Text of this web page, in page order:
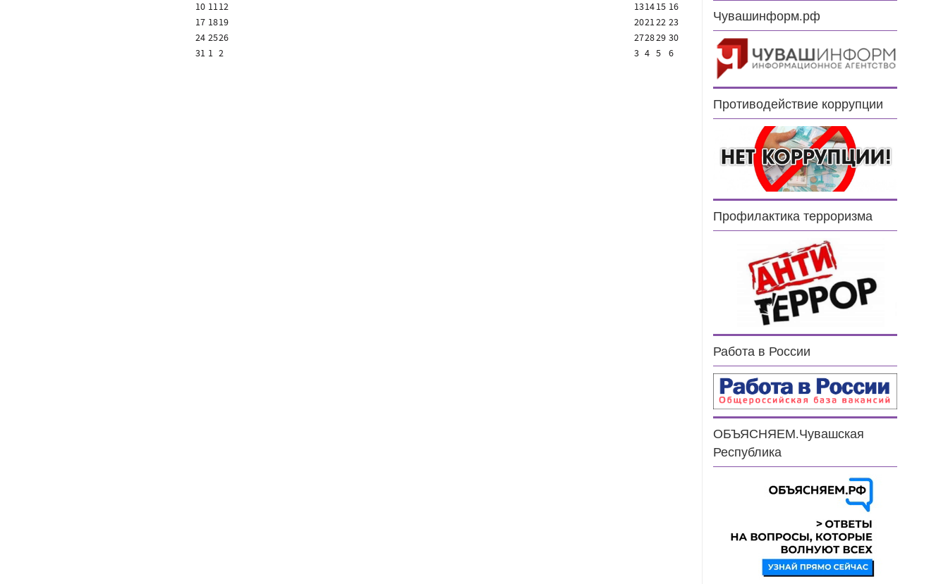
10 1112 131415 16
17 1819 202122 23
24 2526 272829 30
31 1 2 3 4 5 6
Чувашинформ.рф
Противодействие коррупции
Профилактика терроризма
Работа в России
ОБЪЯСНЯЕМ.Чувашская
Республика